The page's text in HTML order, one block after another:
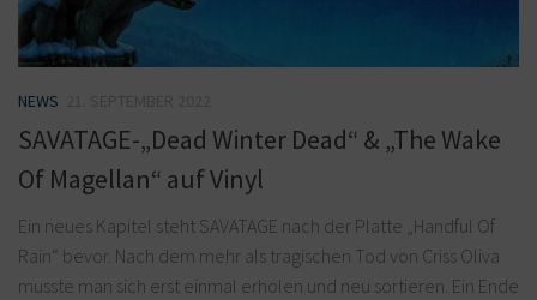
NEWS
SAVATAGE-„Dead Winter Dead“ & „The Wake
Of Magellan“ auf Vinyl
Ein neues Kapitel steht SAVATAGE nach der Platte „Handful Of
Rain“ bevor. Nach dem mehr als tragischen Tod von Criss Oliva
musste man sich erst einmal erholen und neu sortieren. Ein Ende